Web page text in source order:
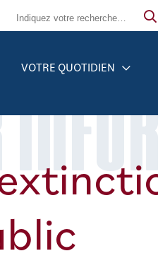
VOTRE QUOTIDIEN